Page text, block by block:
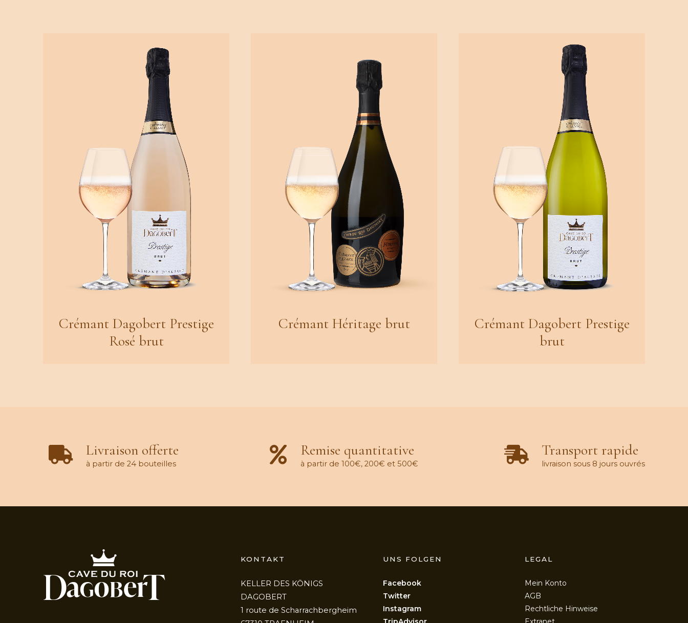
Crémant Dagobert Prestige
Rosé brut
Crémant Héritage brut
Crémant Dagobert Prestige
brut
Livraison offerte
à partir de 24 bouteilles
Remise quantitative
à partir de 100€, 200€ et 500€
Transport rapide
livraison sous 8 jours ouvrés
KONTAKT
KELLER DES KÖNIGS
DAGOBERT
1 route de Scharrachbergheim
UNS FOLGEN
Facebook
Twitter
Instagram
LEGAL
Mein Konto
AGB
Rechtliche Hinweise